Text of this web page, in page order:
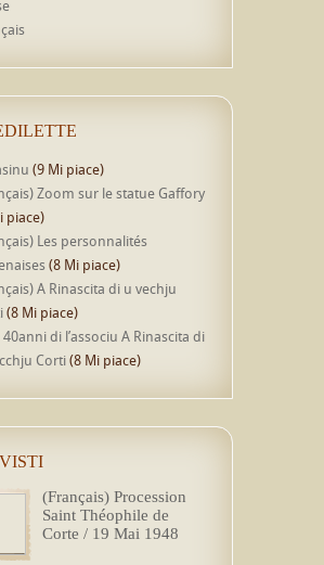
(9 Mi piace)
Zoom sur le statue Gaffory
piace)
Les personnalités
(8 Mi piace)
A Rinascita di u vechju
(8 Mi piace)
40anni di l’associu A Rinascita di
Corti(8 Mi piace)
(Français) Procession
Saint Théophile de
Corte / 19 Mai 1948